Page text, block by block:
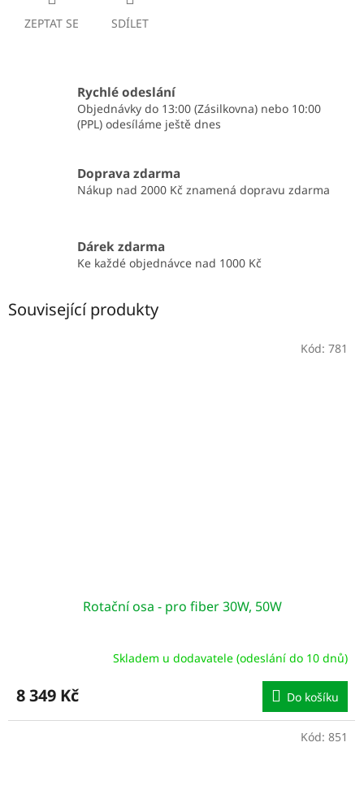
ZEPTAT SE SDÍLET
Rychlé odeslání
Objednávky do 13:00 (Zásilkovna) nebo 10:00
(PPL) odesíláme ještě dnes
Doprava zdarma
Nákup nad 2000 Kč znamená dopravu zdarma
Dárek zdarma
Ke každé objednávce nad 1000 Kč
Související produkty
Rotační osa - pro fiber 30W, 50W
Skladem u dodavatele (odeslání do 10 dnů)
8 349 Kč Do košíku
Kód: 781
Kód: 851